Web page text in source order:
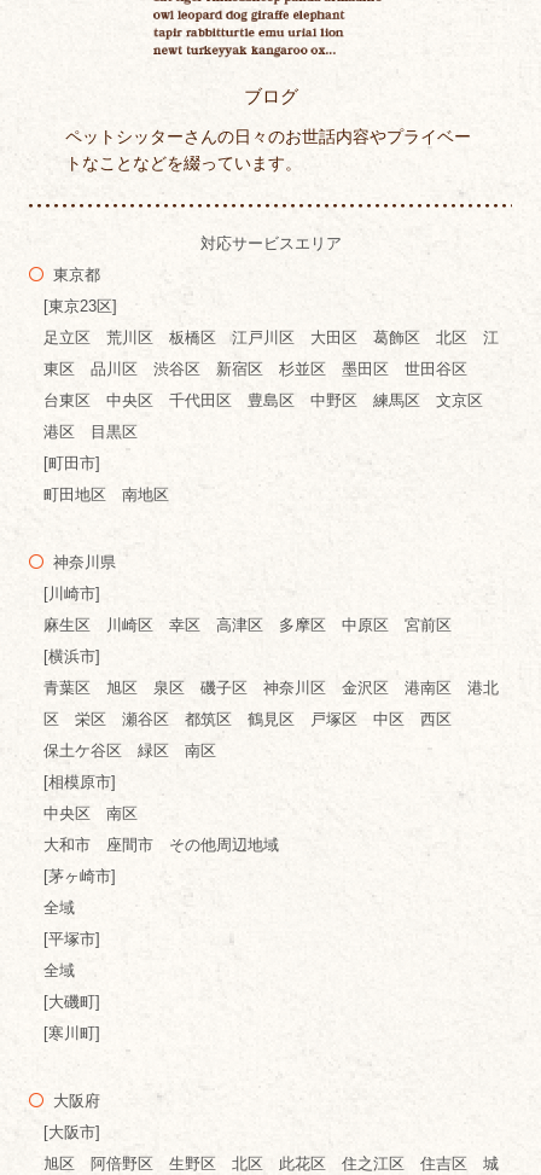
ブログ
ペットシッターさんの日々のお世話内容やプライベー
トなことなどを綴っています。
対応サービスエリア
東京都
[東京23区]
足立区 荒川区 板橋区 江戸川区 大田区 葛飾区 北区 江
東区 品川区 渋谷区 新宿区 杉並区 墨田区 世田谷区
台東区 中央区 千代田区 豊島区 中野区 練馬区 文京区
港区 目黒区
[町田市]
町田地区 南地区
神奈川県
[川崎市]
麻生区 川崎区 幸区 高津区 多摩区 中原区 宮前区
[横浜市]
青葉区 旭区 泉区 磯子区 神奈川区 金沢区 港南区 港北
区 栄区 瀬谷区 都筑区 鶴見区 戸塚区 中区 西区
保土ケ谷区 緑区 南区
[相模原市]
中央区 南区
大和市 座間市 その他周辺地域
[茅ヶ崎市]
全域
[平塚市]
全域
[大磯町]
[寒川町]
大阪府
[大阪市]
旭区 阿倍野区 生野区 北区 此花区 住之江区 住吉区 城